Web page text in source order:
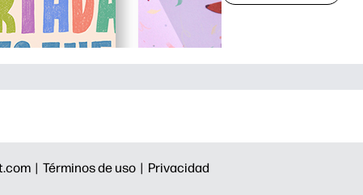
| Términos de uso | Privacidad